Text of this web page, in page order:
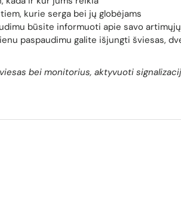
kurie serga bei jų globėjams
būsite informuoti apie savo
paspaudimu galite išjungti šviesas,
bei monitorius, aktyvuoti